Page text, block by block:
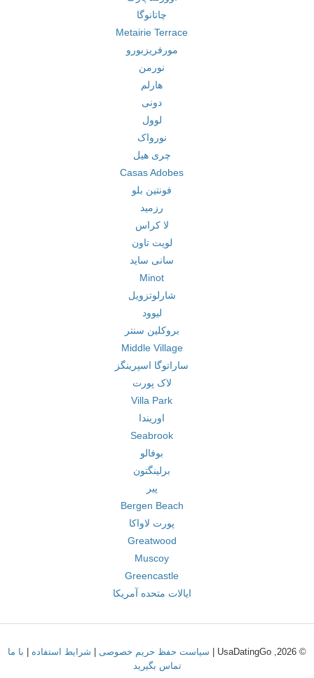
چاتانوگا
Metairie Terrace
مورفریزبورو
نورمن
هارلم
دونی
لوول
نورواک
چری هیل
Casas Adobes
فونتین بلو
رزمید
لا کراس
لویت تاون
سانی ساید
Minot
شارلوتزویل
لیوود
بروکلین سنتر
Middle Village
ساراتوگا اسپرینگز
لاک پورت
Villa Park
اوریندا
Seabrook
بوفالو
برلینگتون
پیر
Bergen Beach
پورت لاواکا
Greatwood
Muscoy
Greencastle
ایالات متحده آمریکا
© 2026, UsaDatingGo | سیاست حفظ حریم خصوصی شرایط استفاده
با ما
تماس بگیرید